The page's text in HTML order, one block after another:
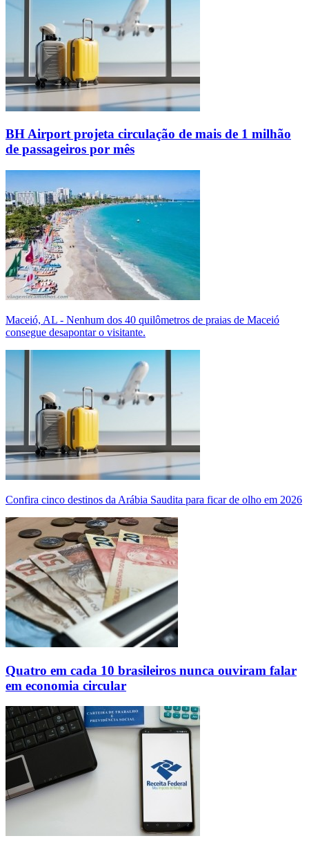
BH Airport projeta circulação de mais de 1 milhão
de passageiros por mês
Maceió, AL - Nenhum dos 40 quilômetros de praias de Maceió
consegue desapontar o visitante.
Confira cinco destinos da Arábia Saudita para ficar de olho em 2026
Quatro em cada 10 brasileiros nunca ouviram falar
em economia circular